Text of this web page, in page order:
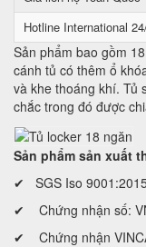
Hotline International
Sản phẩm bao gồm
cánh tủ có thêm ổ
và khe thoáng khí. Tủ
chắc trong đó được
Sản phẩm sản xuất
✔ SGS Iso
✔ Chứng nhận số:
✔ Chứng nhận